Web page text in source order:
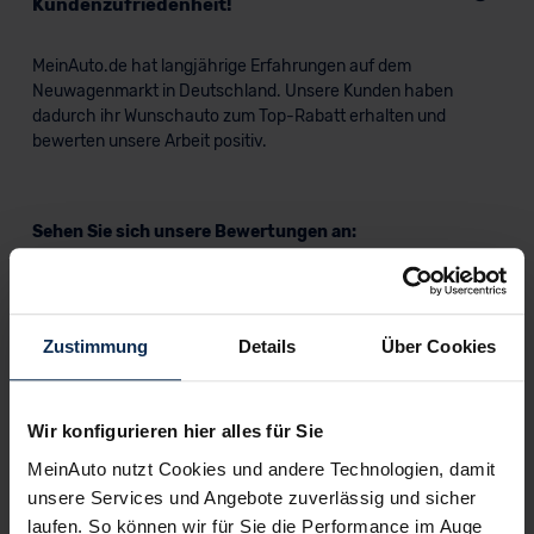
Zustimmung Details Über Cookies
Wir konfigurieren hier alles für Sie
MeinAuto nutzt Cookies und andere Technologien, damit
unsere Services und Angebote zuverlässig und sicher
laufen. So können wir für Sie die Performance im Auge
Kundenzufriedenheit!
MeinAuto.de hat langjährige Erfahrungen auf dem
Neuwagenmarkt in Deutschland. Unsere Kunden haben
dadurch ihr Wunschauto zum Top-Rabatt erhalten und
bewerten unsere Arbeit positiv.
Sehen Sie sich unsere Bewertungen an:
Erfahren Sie mehr über das Urteil unserer Kunden